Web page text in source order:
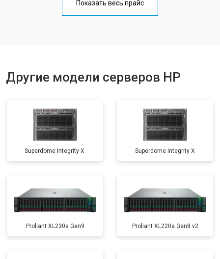
Показать весь прайс
Другие модели серверов HP
Superdome Integrity Х Superdome Integrity Х
Proliant XL230a Gen9 Proliant XL220a Gen8 v2